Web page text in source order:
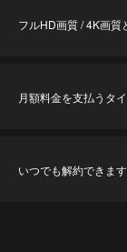
※40％ポイント還元の対
フルHD画質 / 4K画質
月額料金を支払うタ
いつでも解約できま